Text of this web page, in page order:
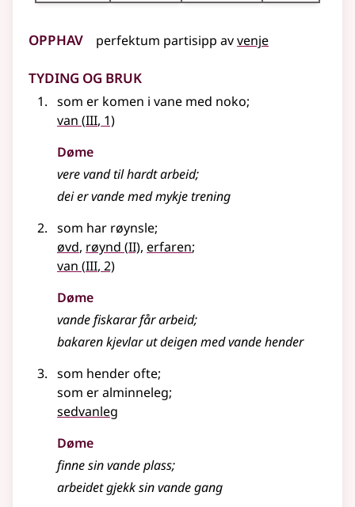
Opphav perfektum partisipp avvenje
Tyding og bruk
som er komen i vane med noko;
van (3
III, 1)
Døme
verevandtil hardt arbeid;
dei er vande med mykje trening
som har røynsle;
øvd, røynd (2
II), erfaren;
van (3
III, 2)
Døme
vandefiskarar får arbeid;
bakaren kjevlar ut deigen med vande hender
som hender ofte;
som er alminneleg;
sedvanleg
Døme
finne sinvandeplass;
arbeidet gjekk sin vande gang